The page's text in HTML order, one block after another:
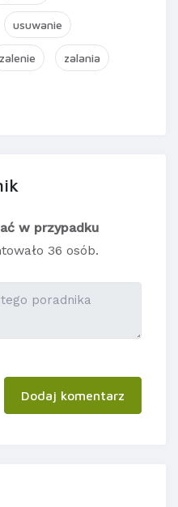
usuwanie
zalenie zalania
w przypadku
36 osób.
Dodaj komentarz